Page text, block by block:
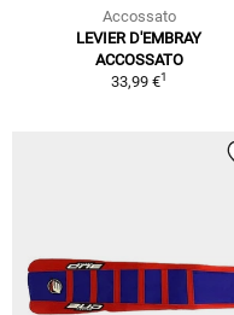
Accossato
LEVIER D'EMBRAY
ACCOSSATO
33,99 €1